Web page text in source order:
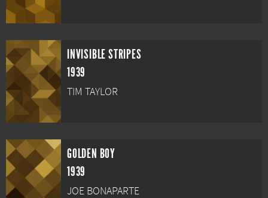
INVISIBLE STRIPES
1939
TIM TAYLOR
GOLDEN BOY
1939
JOE BONAPARTE